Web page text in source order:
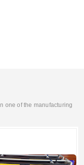
one of the manufacturing